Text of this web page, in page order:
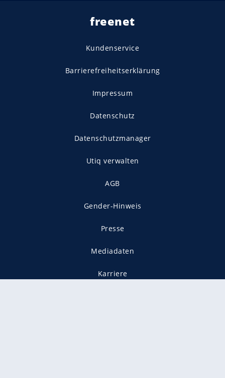
freenet
Kundenservice
Barrierefreiheitserklärung
Impressum
Datenschutz
Datenschutzmanager
Utiq verwalten
AGB
Gender-Hinweis
Presse
Mediadaten
Karriere